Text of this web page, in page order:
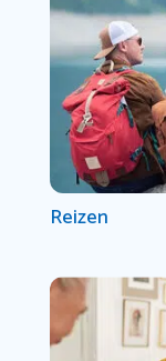
Reizen